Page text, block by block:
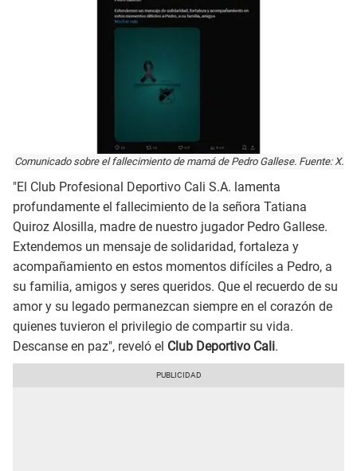
Comunicado sobre el fallecimiento de mamá de Pedro Gallese. Fuente: X.
"El Club Profesional Deportivo Cali S.A. lamenta
profundamente el fallecimiento de la señora Tatiana
Quiroz Alosilla, madre de nuestro jugador Pedro Gallese.
Extendemos un mensaje de solidaridad, fortaleza y
acompañamiento en estos momentos difíciles a Pedro, a
su familia, amigos y seres queridos. Que el recuerdo de su
amor y su legado permanezcan siempre en el corazón de
quienes tuvieron el privilegio de compartir su vida.
Descanse en paz", reveló el Club Deportivo Cali.